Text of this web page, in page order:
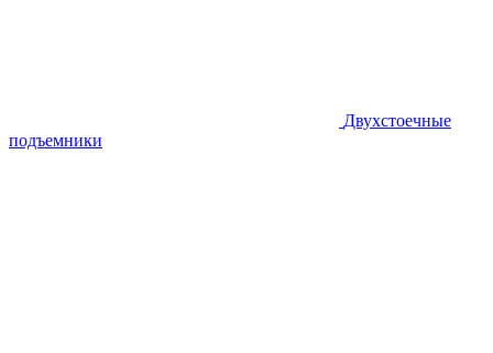
Двухстоечные
подъемники